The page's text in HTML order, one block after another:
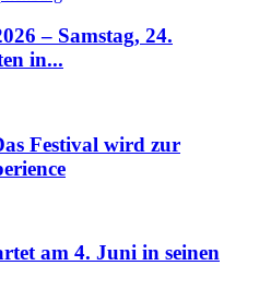
– Samstag, 24.
in...
Festival wird zur
am 4. Juni in seinen